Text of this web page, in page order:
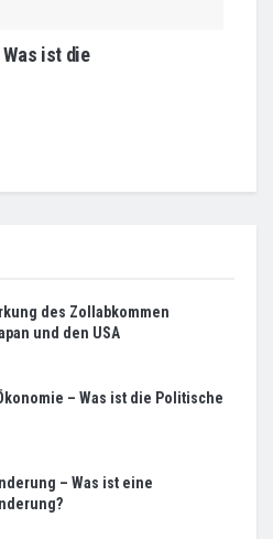
ist die
des Zollabkommen
und den USA
– Was ist die Politische
– Was ist eine